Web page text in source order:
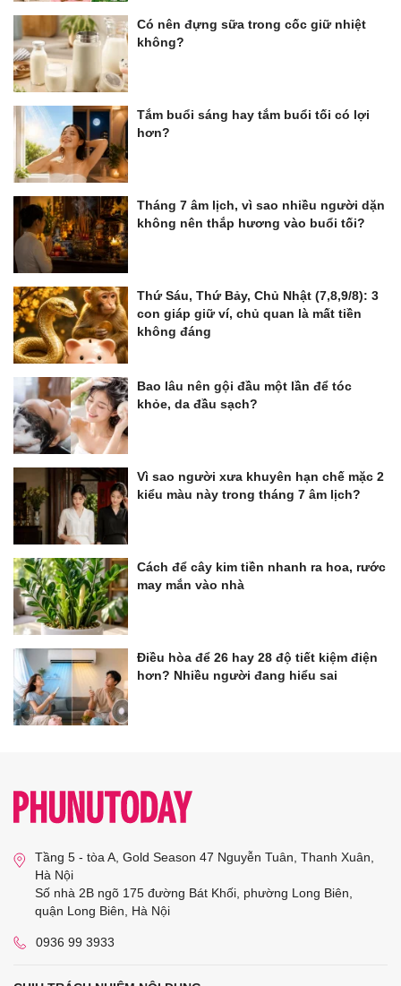
Có nên đựng sữa trong cốc giữ nhiệt
không?
Tắm buổi sáng hay tắm buổi tối có lợi
hơn?
Tháng 7 âm lịch, vì sao nhiều người dặn
không nên thắp hương vào buổi tối?
Thứ Sáu, Thứ Bảy, Chủ Nhật (7,8,9/8): 3
con giáp giữ ví, chủ quan là mất tiền
không đáng
Bao lâu nên gội đầu một lần để tóc
khỏe, da đầu sạch?
Vì sao người xưa khuyên hạn chế mặc 2
kiểu màu này trong tháng 7 âm lịch?
Cách để cây kim tiền nhanh ra hoa, rước
may mắn vào nhà
Điều hòa để 26 hay 28 độ tiết kiệm điện
hơn? Nhiều người đang hiểu sai
Tầng 5 - tòa A, Gold Season 47 Nguyễn Tuân, Thanh Xuân,
Hà Nội
Số nhà 2B ngõ 175 đường Bát Khối, phường Long Biên,
quận Long Biên, Hà Nội
0936 99 3933